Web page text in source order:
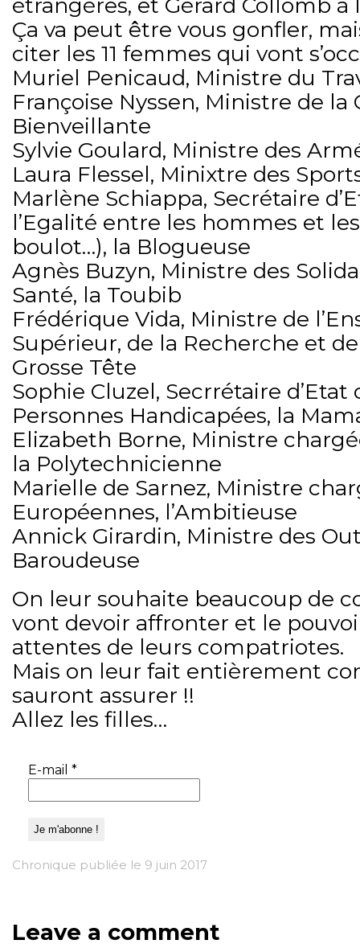
étrangères, et Gérard Collomb à
Ça va peut être vous gonfler,
citer les 11 femmes qui vont
Muriel Penicaud, Ministre du
Françoise Nyssen, Ministre de la
Bienveillante
Sylvie Goulard, Ministre des
Laura Flessel, Minixtre des
Marlène Schiappa, Secrétaire
l’Egalité entre les hommes et
boulot…), la Blogueuse
Agnès Buzyn, Ministre des
Santé, la Toubib
Frédérique Vida, Ministre de
Supérieur, de la Recherche et
Grosse Tête
Sophie Cluzel, Secrrétaire d’Etat
Personnes Handicapées, la
Elizabeth Borne, Ministre
la Polytechnicienne
Marielle de Sarnez, Ministre
Européennes, l’Ambitieuse
Annick Girardin, Ministre des
Baroudeuse
On leur souhaite beaucoup de
vont devoir affronter et le
attentes de leurs compatriotes.
Mais on leur fait entièrement
sauront assurer !!
Allez les filles…
E-mail *
Chronique publiée le 9 juin 2017
Leave a comment